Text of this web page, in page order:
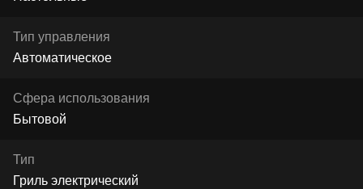
Тип управления
Автоматическое
Сфера использования
Бытовой
Тип
Гриль электрический